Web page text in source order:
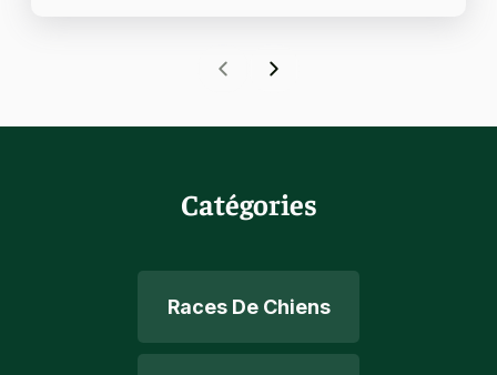
Catégories
Races De Chiens